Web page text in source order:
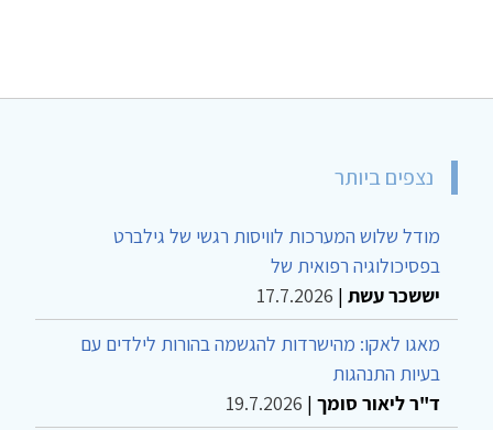
נצפים ביותר
מודל שלוש המערכות לוויסות רגשי של גילברט
בפסיכולוגיה רפואית של
יששכר עשת |
17.7.2026
מאגו לאקו: מהישרדות להגשמה בהורות לילדים עם
בעיות התנהגות
ד"ר ליאור סומך |
19.7.2026